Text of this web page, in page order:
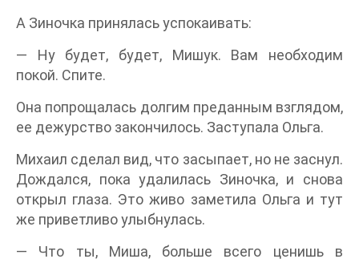
А Зиночка принялась успокаивать:
— Ну будет, будет, Мишук. Вам необходим
покой. Спите.
Она попрощалась долгим преданным взглядом,
ее дежурство закончилось. Заступала Ольга.
Михаил сделал вид, что засыпает, но не заснул.
Дождался, пока удалилась Зиночка, и снова
открыл глаза. Это живо заметила Ольга и тут
же приветливо улыбнулась.
— Что ты, Миша, больше всего ценишь в